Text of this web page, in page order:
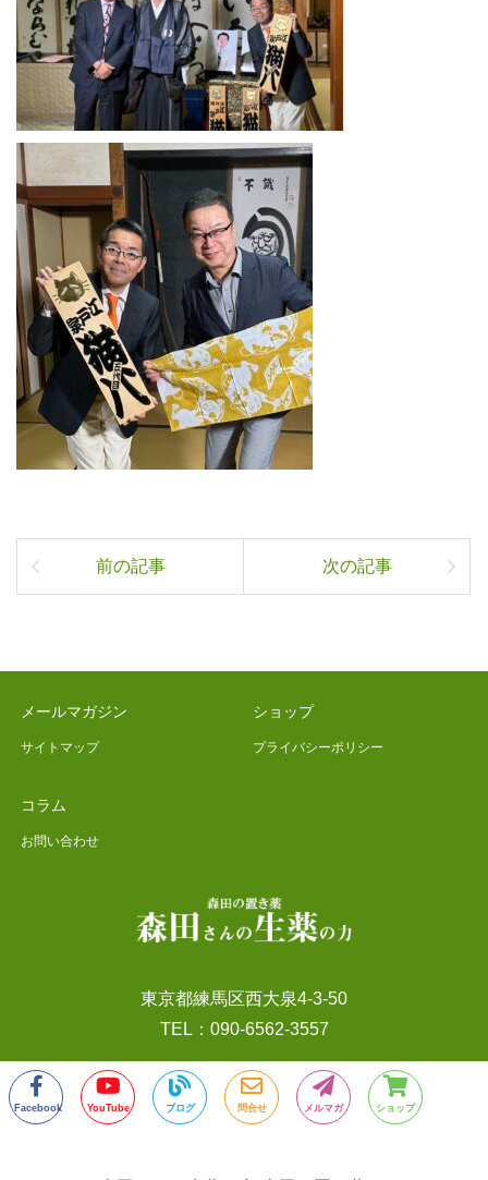
前の記事 次の記事
メールマガジン
サイトマップ
ショップ
プライバシーポリシー
コラム
お問い合わせ
東京都練馬区西大泉4-3-50
TEL：090-6562-3557
Facebook YouTube ブログ 問合せ メルマガ ショップ